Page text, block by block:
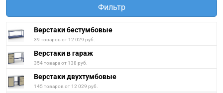
Фильтр
Верстаки бестумбовые
39 товаров от 12 029 руб.
Верстаки в гараж
354 товара от 138 руб.
Верстаки двухтумбовые
145 товаров от 12 029 руб.